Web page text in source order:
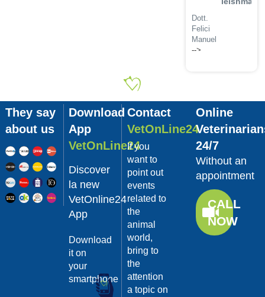
Dott.
Felici
Manuel
-->
Dott.
Domenico
Tomei
Guarda
Tumore
Dott.
They say
about us
Download
App
VetOnLine24
Discover
la new
VetOnline24
App
Download
it on
your
smartphone
Contact
VetOnLine24
If you
want to
point out
events
related to
the
animal
world,
bring to
the
attention
a topic on
Online
24/7
Without an
appointment
CALL
NOW